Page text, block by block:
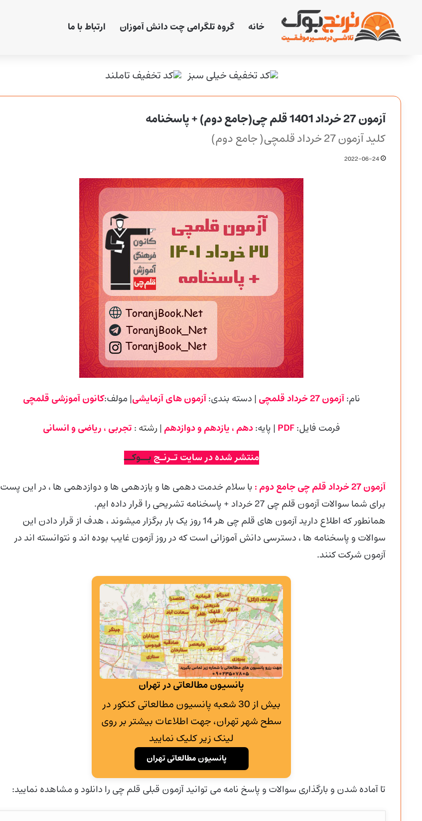
خانه گروه تلگرامی چت دانش آموزان ارتباط با ما
آزمون 27 خرداد 1401 قلم چی(جامع دوم) + پاسخنامه
کلید آزمون 27 خرداد قلمچی( جامع دوم)
2022-06-24
نام:آزمون 27 خرداد قلمچی | دسته بندی:آزمون های آزمایشی| مولف:کانون آموزشی قلمچی
فرمت فایل:PDF | پایه:دهم ، یازدهم و دوازدهم | رشته : تجربی ، ریاضی و انسانی
منتشر شده در سایت تـرنـج بــوکــ
آزمون 27 خرداد قلم چی جامع دوم : با سلام خدمت دهمی ها و یازدهمی ها و دوازدهمی ها ، در این پست
برای شما سوالات آزمون قلم چی 27 خرداد + پاسخنامه تشریحی را قرار داده ایم.
همانطور که اطلاع دارید آزمون های قلم چی هر 14 روز یک بار برگزار میشوند ، هدف از قرار دادن این
سوالات و پاسخنامه ها ، دسترسی دانش آموزانی است که در روز آزمون غایب بوده اند و نتوانسته اند در
آزمون شرکت کنند.
پانسیون مطالعاتی در تهران
بیش از 30 شعبه پانسیون مطالعاتی کنکور در
سطح شهر تهران، جهت اطلاعات بیشتر بر روی
لینک زیر کلیک نمایید
پانسیون مطالعاتی تهران
تا آماده شدن و بارگذاری سوالات و پاسخ نامه می توانید آزمون قبلی قلم چی را دانلود و مشاهده نمایید: